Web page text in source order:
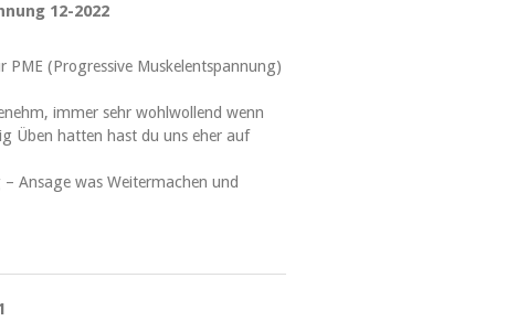
12-2022
(Progressive Muskelentspannung)
immer sehr wohlwollend wenn
Üben hatten hast du uns eher auf
Ansage was Weitermachen und